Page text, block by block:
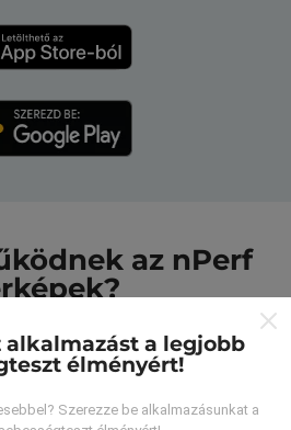
az nPerf
alkalmazást a legjobb
élményért!
Szerezze be alkalmazásunkat a